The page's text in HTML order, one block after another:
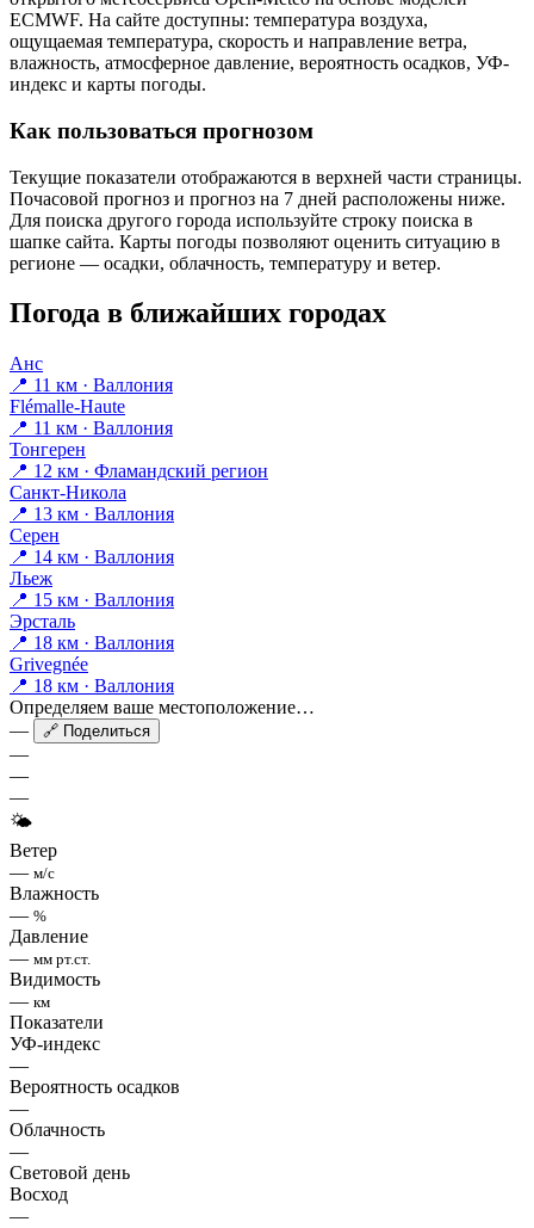
ECMWF. На сайте доступны: температура воздуха,
ощущаемая температура, скорость и направление ветра,
влажность, атмосферное давление, вероятность осадков, УФ-
индекс и карты погоды.
Как пользоваться прогнозом
Текущие показатели отображаются в верхней части страницы.
Почасовой прогноз и прогноз на 7 дней расположены ниже.
Для поиска другого города используйте строку поиска в
шапке сайта. Карты погоды позволяют оценить ситуацию в
регионе — осадки, облачность, температуру и ветер.
Погода в ближайших городах
Анс
📍 11 км · Валлония
Flémalle-Haute
📍 11 км · Валлония
Тонгерен
📍 12 км · Фламандский регион
Санкт-Никола
📍 13 км · Валлония
Серен
📍 14 км · Валлония
Льеж
📍 15 км · Валлония
Эрсталь
📍 18 км · Валлония
Grivegnée
📍 18 км · Валлония
Определяем ваше местоположение…
—
🔗 Поделиться
—
—
—
🌤
Ветер
— м/с
Влажность
— %
Давление
— мм рт.ст.
Видимость
— км
Показатели
УФ-индекс
—
Вероятность осадков
—
Облачность
—
Световой день
Восход
—